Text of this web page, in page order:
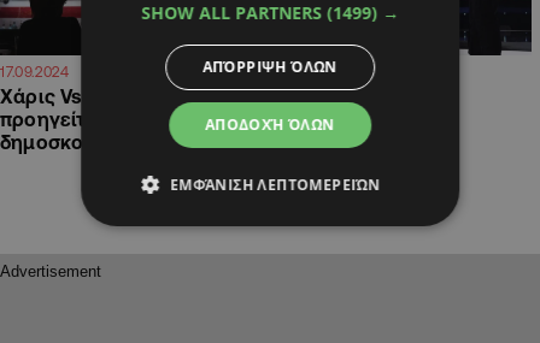
17.09.2024
Χάρις Vs. Τραμπ: Ποιος
προηγείται στις
δημοσκοπήσεις;
19.07.2024 09:15
Πληθαίνουν οι
πληροφορίες περί
αντικατάστασης του
SHOW ALL PARTNERS (1499) →
ΑΠΟΔΟΧΉ ΌΛΩΝ
ΑΠΌΡΡΙΨΗ ΌΛΩΝ
ΕΜΦΆΝΙΣΗ ΛΕΠΤΟΜΕΡΕΙΏΝ